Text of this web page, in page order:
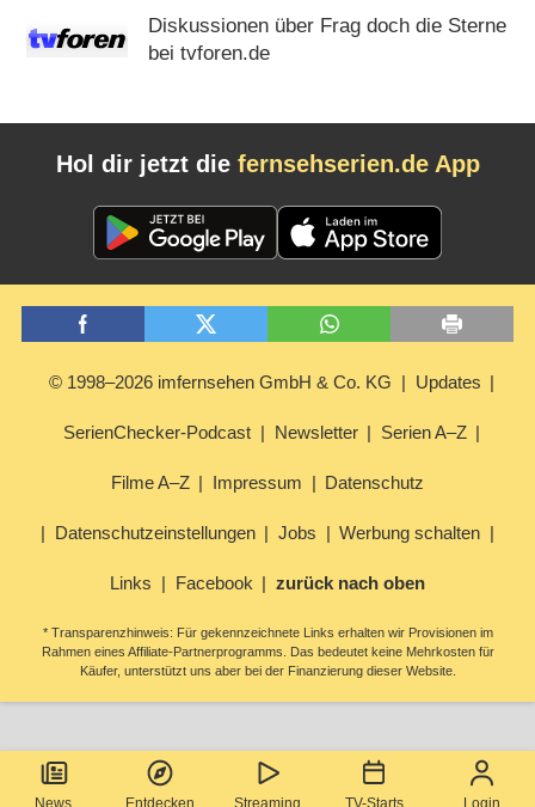
News Entdecken Streaming TV-Starts Login
Diskussionen über Frag doch die Sterne
bei tvforen.de
Hol dir jetzt die fernsehserien.de App
© 1998–2026 imfernsehen GmbH & Co. KG Updates
SerienChecker-Podcast Newsletter Serien A–Z
Filme A–Z Impressum Datenschutz
Datenschutzeinstellungen Jobs Werbung schalten
Links Facebook zurück nach oben
* Transparenzhinweis: Für gekennzeichnete Links erhalten wir Provisionen im
Rahmen eines Affiliate-Partnerprogramms. Das bedeutet keine Mehrkosten für
Käufer, unterstützt uns aber bei der Finanzierung dieser Website.